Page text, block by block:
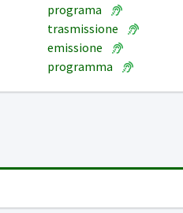
programa
trasmissione
emissione
programma